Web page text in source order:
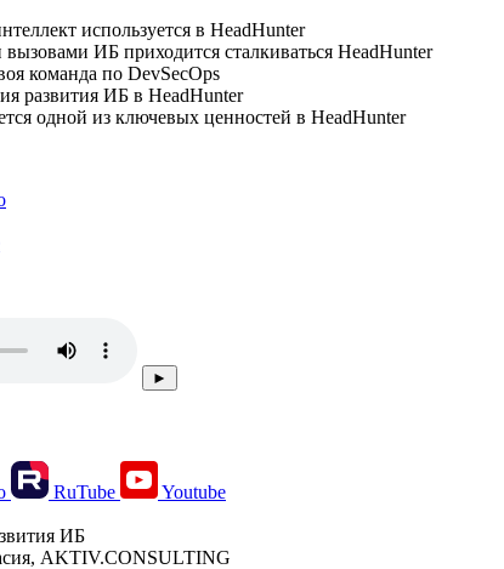
используется в HeadHunter
ИБ приходится сталкиваться HeadHunter
команда по DevSecOps
развития ИБ в HeadHunter
одной из ключевых ценностей в HeadHunter
►
RuTube
Youtube
ИБ
AKTIV.CONSULTING